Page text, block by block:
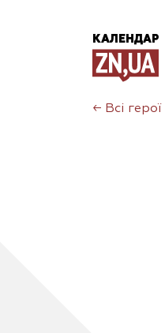
КАЛЕНДАР
← Всі герої